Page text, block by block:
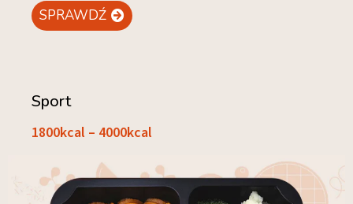
SPRAWDŹ
Sport
1800kcal – 4000kcal